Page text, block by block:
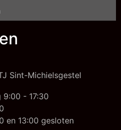
Sint-Michielsgestel
- 17:30
en 13:00 gesloten